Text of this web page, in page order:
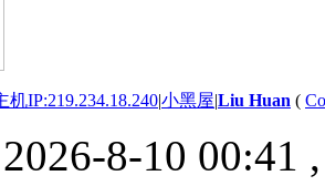
IP:219.234.18.240|小黑屋|Liu Huan (
8-10 00:41